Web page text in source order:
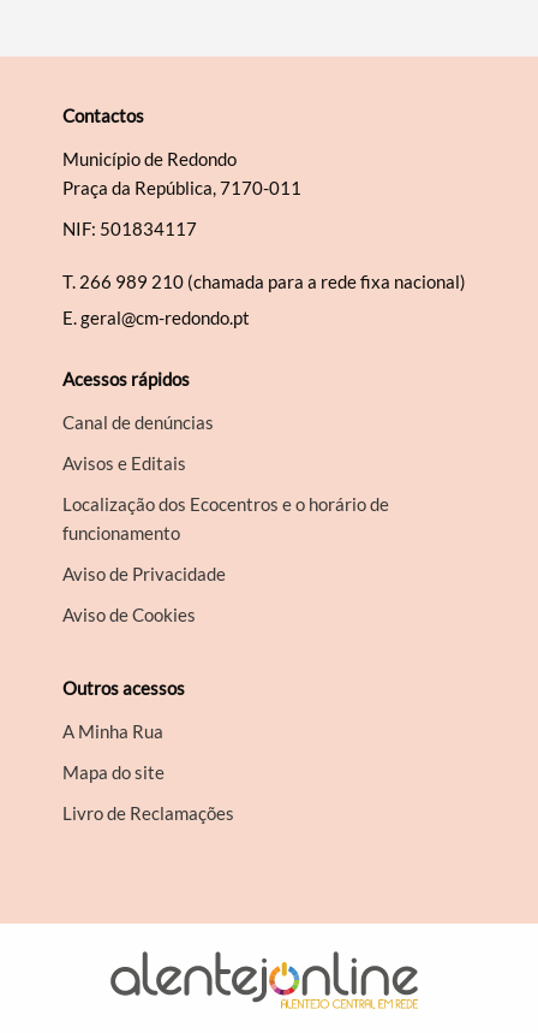
Contactos
Município de Redondo
Praça da República, 7170-011
NIF: 501834117
T. 266 989 210 (chamada para a rede fixa nacional)
E.geral@cm-redondo.pt
Acessos rápidos
Canal de denúncias
Avisos e Editais
Localização dos Ecocentros e o horário de
funcionamento
Aviso de Privacidade
Aviso de Cookies
Outros acessos
A Minha Rua
Mapa do site
Livro de Reclamações